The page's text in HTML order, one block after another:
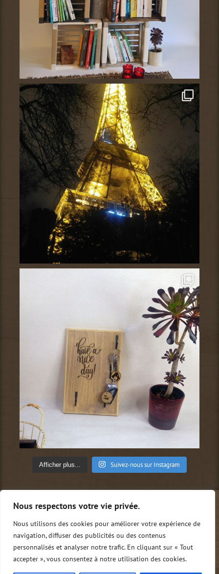
Nous respectons votre vie privée.
Nous utilisons des cookies pour améliorer votre expérience de
navigation, diffuser des publicités ou des contenus
personnalisés et analyser notre trafic. En cliquant sur « Tout
accepter », vous consentez à notre utilisation des cookies.
Afficher plus... Suivez-nous sur Instagram
Qui sommes-nous ?
Conditions générales de vente
Nous contacter
0